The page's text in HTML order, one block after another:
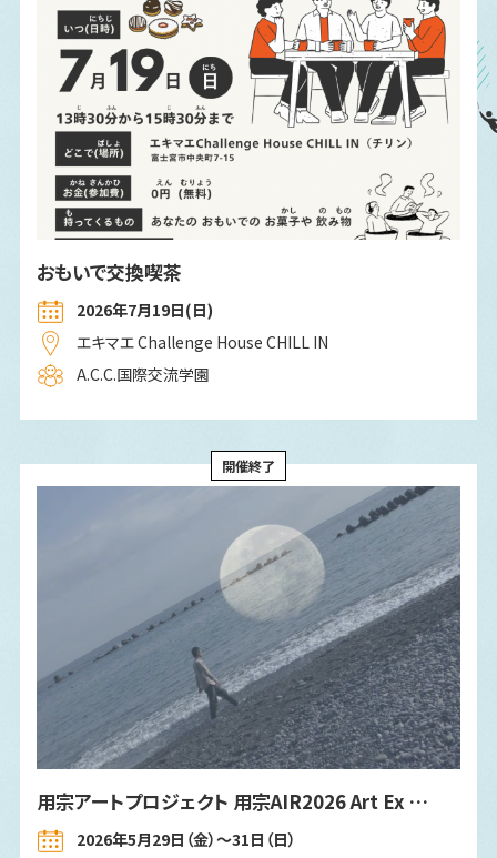
おもいで交換喫茶
2026年7⽉19⽇(日)
エキマエ Challenge House CHILL IN
A.C.C.国際交流学園
開催終了
⽤宗アートプロジェクト ⽤宗AIR2026 Art Ex …
2026年5⽉29⽇（⾦）〜31⽇（⽇）